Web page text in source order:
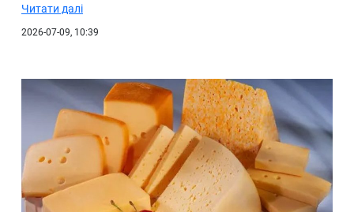
Читати далі
2026-07-09, 10:39